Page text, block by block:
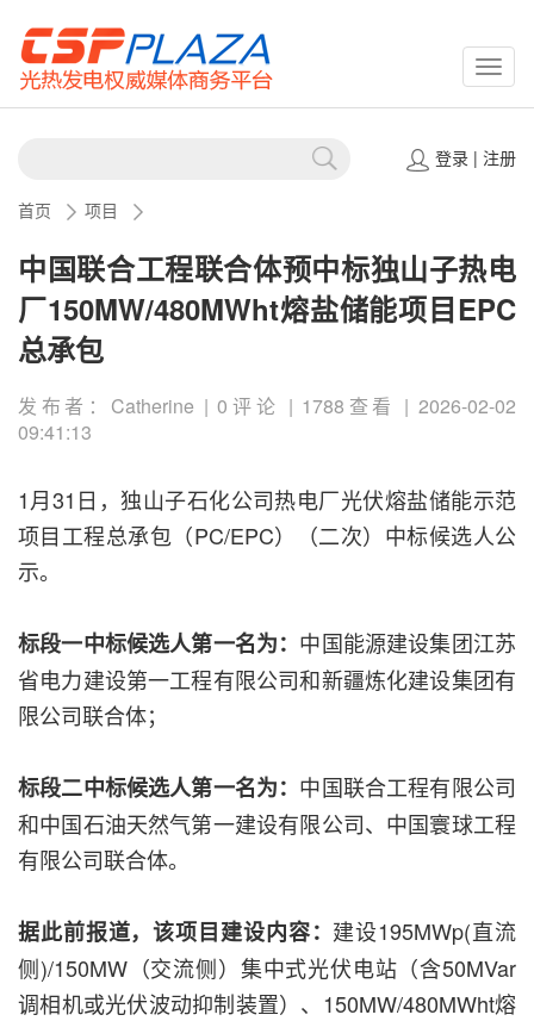
登录| 注册
首页 项目
中国联合工程联合体预中标独山子热电
厂150MW/480MWht熔盐储能项目EPC
总承包
发布者：Catherine | 0评论 | 1788查看 | 2026-02-02
09:41:13
1月31日，独山子石化公司热电厂光伏熔盐储能示范
项目工程总承包（PC/EPC）（二次）中标候选人公
示。
标段一中标候选人第一名为： 中国能源建设集团江苏
省电力建设第一工程有限公司和新疆炼化建设集团有
限公司联合体；
标段二中标候选人第一名为： 中国联合工程有限公司
和中国石油天然气第一建设有限公司、中国寰球工程
有限公司联合体。
据此前报道，该项目建设内容： 建设195MWp(直流
侧)/150MW（交流侧）集中式光伏电站（含50MVar
调相机或光伏波动抑制装置）、150MW/480MWht熔